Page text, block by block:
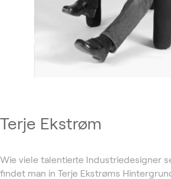
Terje Ekstrøm
Wie viele talentierte Industriedesigner
findet man in Terje Ekstrøms